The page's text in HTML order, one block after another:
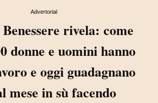
Advertorial
rivela: come
donne e uomini hanno
e oggi guadagnano
mese in sù facendo